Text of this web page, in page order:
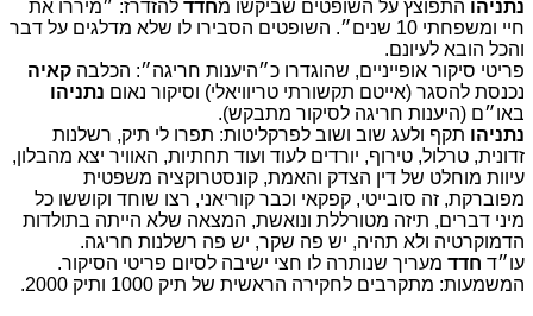
נתניהו התפוצץ על השופטים שביקשו מחדד להזדרז: ״מיררו את
חיי ומשפחתי 10 שנים״. השופטים הסבירו לו שלא מדלגים על דבר
והכל הובא לעיונם.
פריטי סיקור אופייניים, שהוגדרו כ״היענות חריגה״: הכלבה קאיה
נכנסת להסגר (אייטם תקשורתי טריוויאלי) וסיקור נאום נתניהו
באו״ם (היענות חריגה לסיקור מתבקש).
נתניהו תקף ולעג שוב ושוב לפרקליטות: תפרו לי תיק, רשלנות
זדונית, טרלול, טירוף, יורדים לעוד ועוד תחתיות, האוויר יצא מהבלון,
עיוות מוחלט של דין הצדק והאמת, קונסטרוקציה משפטית
מפוברקת, זה סובייטי, קפקאי וכבר קוריאני, רצו שוחד וקוששו כל
מיני דברים, תיזה מטורללת ונואשת, המצאה שלא הייתה בתולדות
הדמוקרטיה ולא תהיה, יש פה שקר, יש פה רשלנות חריגה.
עו״ד חדד מעריך שנותרה לו חצי ישיבה לסיום פריטי הסיקור.
המשמעות: מתקרבים לחקירה הראשית של תיק 1000 ותיק 2000.